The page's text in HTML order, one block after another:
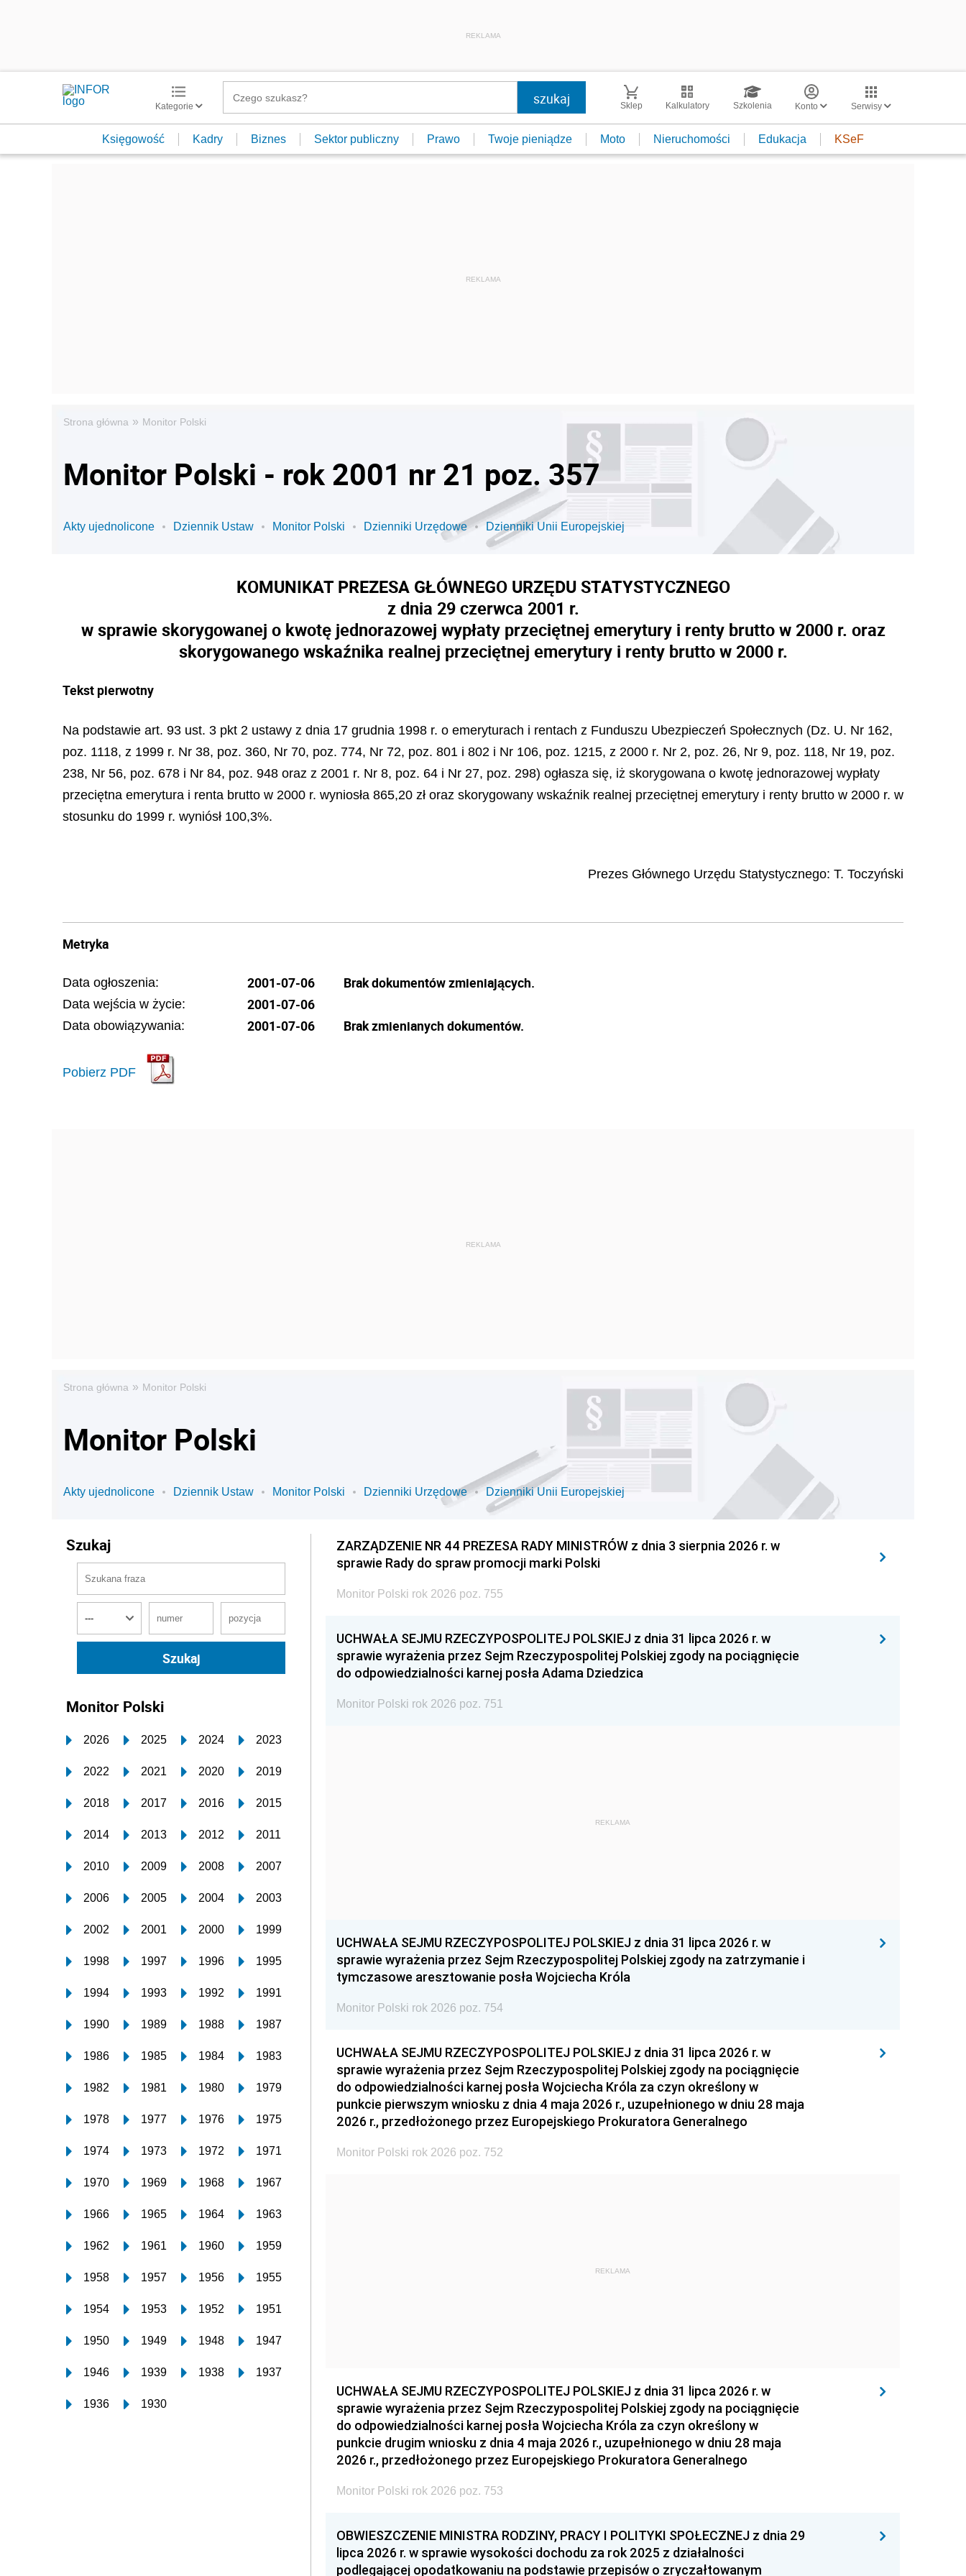
REKLAMA
Kategorie Sklep Kalkulatory Szkolenia Konto Serwisy
Księgowość Kadry Biznes Sektor publiczny Prawo Twoje pieniądze Moto Nieruchomości Edukacja KSeF
Strona główna » Monitor Polski
Monitor Polski - rok 2001 nr 21 poz. 357
Akty ujednolicone Dziennik Ustaw Monitor Polski Dzienniki Urzędowe Dzienniki Unii Europejskiej
KOMUNIKAT PREZESA GŁÓWNEGO URZĘDU STATYSTYCZNEGO
z dnia 29 czerwca 2001 r.
w sprawie skorygowanej o kwotę jednorazowej wypłaty przeciętnej emerytury i renty brutto w 2000 r. oraz
skorygowanego wskaźnika realnej przeciętnej emerytury i renty brutto w 2000 r.
Tekst pierwotny
Na podstawie art. 93 ust. 3 pkt 2 ustawy z dnia 17 grudnia 1998 r. o emeryturach i rentach z Funduszu Ubezpieczeń Społecznych (Dz. U. Nr 162,
poz. 1118, z 1999 r. Nr 38, poz. 360, Nr 70, poz. 774, Nr 72, poz. 801 i 802 i Nr 106, poz. 1215, z 2000 r. Nr 2, poz. 26, Nr 9, poz. 118, Nr 19, poz.
238, Nr 56, poz. 678 i Nr 84, poz. 948 oraz z 2001 r. Nr 8, poz. 64 i Nr 27, poz. 298) ogłasza się, iż skorygowana o kwotę jednorazowej wypłaty
przeciętna emerytura i renta brutto w 2000 r. wyniosła 865,20 zł oraz skorygowany wskaźnik realnej przeciętnej emerytury i renty brutto w 2000 r. w
stosunku do 1999 r. wyniósł 100,3%.
Prezes Głównego Urzędu Statystycznego: T. Toczyński
Metryka
Data ogłoszenia: 2001-07-06
Data wejścia w życie: 2001-07-06
Data obowiązywania: 2001-07-06
Pobierz PDF
Brak dokumentów zmieniających.
Brak zmienianych dokumentów.
Strona główna » Monitor Polski
Monitor Polski
Akty ujednolicone Dziennik Ustaw Monitor Polski Dzienniki Urzędowe Dzienniki Unii Europejskiej
Szukaj
Monitor Polski
2026 2025 2024 2023
2022 2021 2020 2019
2018 2017 2016 2015
2014 2013 2012 2011
2010 2009 2008 2007
2006 2005 2004 2003
2002 2001 2000 1999
1998 1997 1996 1995
1994 1993 1992 1991
1990 1989 1988 1987
1986 1985 1984 1983
1982 1981 1980 1979
1978 1977 1976 1975
1974 1973 1972 1971
1970 1969 1968 1967
1966 1965 1964 1963
1962 1961 1960 1959
1958 1957 1956 1955
1954 1953 1952 1951
1950 1949 1948 1947
1946 1939 1938 1937
1936 1930
ZARZĄDZENIE NR 44 PREZESA RADY MINISTRÓW z dnia 3 sierpnia 2026 r. w
sprawie Rady do spraw promocji marki Polski
Monitor Polski rok 2026 poz. 755
UCHWAŁA SEJMU RZECZYPOSPOLITEJ POLSKIEJ z dnia 31 lipca 2026 r. w
sprawie wyrażenia przez Sejm Rzeczypospolitej Polskiej zgody na pociągnięcie
do odpowiedzialności karnej posła Adama Dziedzica
Monitor Polski rok 2026 poz. 751
REKLAMA
UCHWAŁA SEJMU RZECZYPOSPOLITEJ POLSKIEJ z dnia 31 lipca 2026 r. w
sprawie wyrażenia przez Sejm Rzeczypospolitej Polskiej zgody na zatrzymanie i
tymczasowe aresztowanie posła Wojciecha Króla
Monitor Polski rok 2026 poz. 754
UCHWAŁA SEJMU RZECZYPOSPOLITEJ POLSKIEJ z dnia 31 lipca 2026 r. w
sprawie wyrażenia przez Sejm Rzeczypospolitej Polskiej zgody na pociągnięcie
do odpowiedzialności karnej posła Wojciecha Króla za czyn określony w
punkcie pierwszym wniosku z dnia 4 maja 2026 r., uzupełnionego w dniu 28 maja
2026 r., przedłożonego przez Europejskiego Prokuratora Generalnego
Monitor Polski rok 2026 poz. 752
REKLAMA
UCHWAŁA SEJMU RZECZYPOSPOLITEJ POLSKIEJ z dnia 31 lipca 2026 r. w
sprawie wyrażenia przez Sejm Rzeczypospolitej Polskiej zgody na pociągnięcie
do odpowiedzialności karnej posła Wojciecha Króla za czyn określony w
punkcie drugim wniosku z dnia 4 maja 2026 r., uzupełnionego w dniu 28 maja
2026 r., przedłożonego przez Europejskiego Prokuratora Generalnego
Monitor Polski rok 2026 poz. 753
OBWIESZCZENIE MINISTRA RODZINY, PRACY I POLITYKI SPOŁECZNEJ z dnia 29
lipca 2026 r. w sprawie wysokości dochodu za rok 2025 z działalności
podlegającej opodatkowaniu na podstawie przepisów o zryczałtowanym